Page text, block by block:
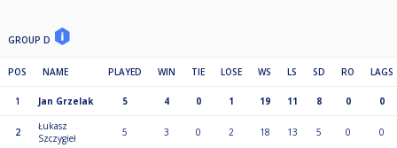
GROUP D
POS NAME PLAYED WIN TIE LOSE WS LS SD RO LAGS
1 Jan Grzelak 5 4 0 1 19 11 8 0 0
2
Łukasz
Szczygieł
5 3 0 2 18 13 5 0 0